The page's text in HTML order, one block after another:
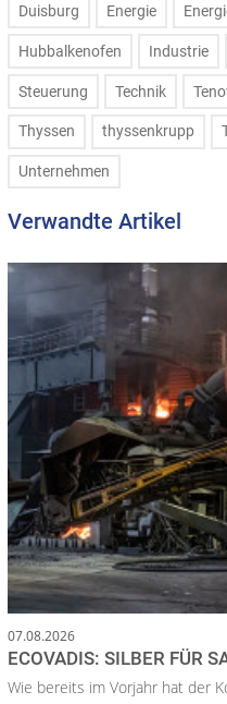
Duisburg Energie
Hubbalkenofen Industrie
Steuerung Technik
Thyssen thyssenkrupp
Unternehmen
Verwandte Artikel
07.08.2026
ECOVADIS: SILBER FÜR
Wie bereits im Vorjahr hat der